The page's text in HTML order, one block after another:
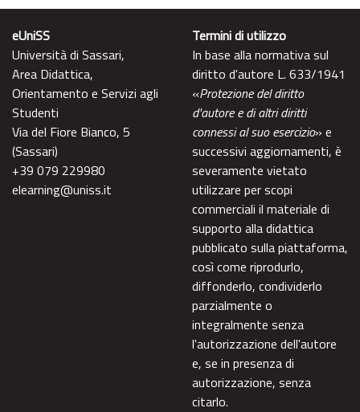
eUniSS
Università di Sassari,
Area Didattica,
Orientamento e Servizi agli
Studenti
Via del Fiore Bianco, 5
(Sassari)
+39 079 229980
elearning@uniss.it
Termini di utilizzo
In base alla normativa sul
diritto d'autore L. 633/1941
«Protezione del diritto
d'autore e di altri diritti
connessi al suo esercizio» e
successivi aggiornamenti, è
severamente vietato
utilizzare per scopi
commerciali il materiale di
supporto alla didattica
pubblicato sulla piattaforma,
così come riprodurlo,
diffonderlo, condividerlo
parzialmente o
integralmente senza
l'autorizzazione dell'autore
e, se in presenza di
autorizzazione, senza
citarlo.